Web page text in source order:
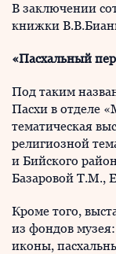
В заключении
книжки
«Пасхальный
Под таким
Пасхи в отделе
тематическая
религиозной
и Бийского
Базаровой Т.М.,
Кроме того,
из фондов
иконы,